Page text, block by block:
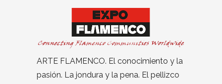
ARTE FLAMENCO. El conocimiento y la
pasión. La jondura y la pena. El pellizco